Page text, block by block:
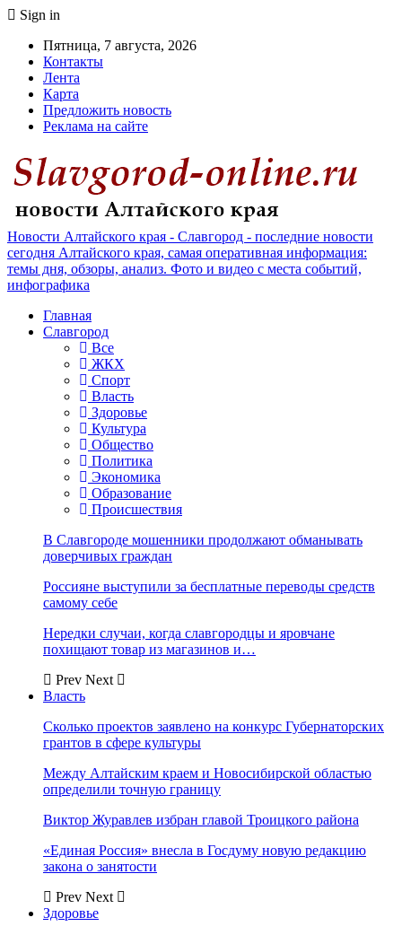
Sign in
Пятница, 7 августа, 2026
Контакты
Лента
Карта
Предложить новость
Реклама на сайте
Новости Алтайского края - Славгород - последние новости
сегодня Алтайского края, самая оперативная информация:
темы дня, обзоры, анализ. Фото и видео с места событий,
инфографика
Главная
Славгород
Все
ЖКХ
Спорт
Власть
Здоровье
Культура
Общество
Политика
Экономика
Образование
Происшествия
В Славгороде мошенники продолжают обманывать
доверчивых граждан
Россияне выступили за бесплатные переводы средств
самому себе
Нередки случаи, когда славгородцы и яровчане
похищают товар из магазинов и…
Prev Next
Власть
Сколько проектов заявлено на конкурс Губернаторских
грантов в сфере культуры
Между Алтайским краем и Новосибирской областью
определили точную границу
Виктор Журавлев избран главой Троицкого района
«Единая Россия» внесла в Госдуму новую редакцию
закона о занятости
Prev Next
Здоровье